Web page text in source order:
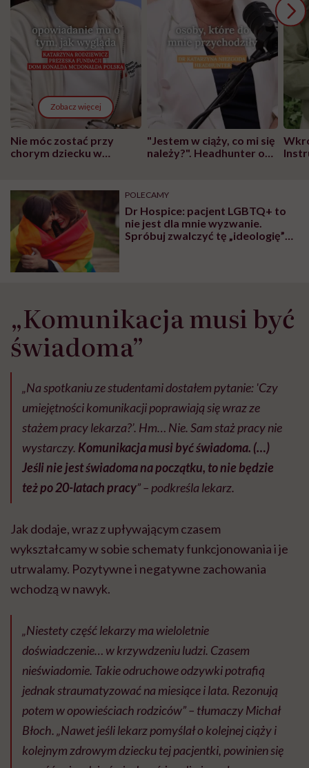
Zobacz więcej
Nie móc zostać przy
chorym dziecku w
może chyba tylko
głupota i brak
wyobraźni"
"Jestem w ciąży, co mi się
należy?". Headhunter o
pracy
POLECAMY
Dr Hospice: pacjent LGBTQ+ to
nie jest dla mnie wyzwanie.
Spróbuj zwalczyć tę „ideologię”
„Komunikacja musi być
świadoma”
„Na spotkaniu ze studentami dostałem pytanie: 'Czy
umiejętności komunikacji poprawiają się wraz ze
stażem pracy lekarza?’. Hm… Nie. Sam staż pracy nie
wystarczy. Komunikacja musi być świadoma. (…)
Jeśli nie jest świadoma na początku, to nie będzie
też po 20-latach pracy” – podkreśla lekarz.
Jak dodaje, wraz z upływającym czasem
wykształcamy w sobie schematy funkcjonowania i je
utrwalamy. Pozytywne i negatywne zachowania
wchodzą w nawyk.
„Niestety część lekarzy ma wieloletnie
doświadczenie… w krzywdzeniu ludzi. Czasem
nieświadomie. Takie odruchowe odzywki potrafią
jednak straumatyzować na miesiące i lata. Rezonują
potem w opowieściach rodziców” – tłumaczy Michał
Błoch. „Nawet jeśli lekarz pomyślał o kolejnej ciąży i
kolejnym zdrowym dziecku tej pacjentki, powinien się